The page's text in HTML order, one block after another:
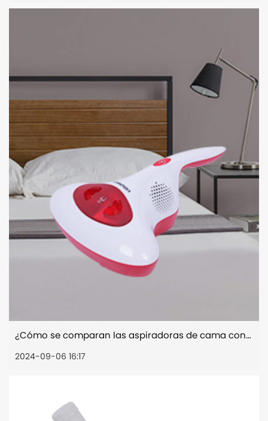
¿Cómo se comparan las aspiradoras de cama con las aspiradoras tradicionales en términos de rendimiento y eficiencia?
2024-09-06 16:17